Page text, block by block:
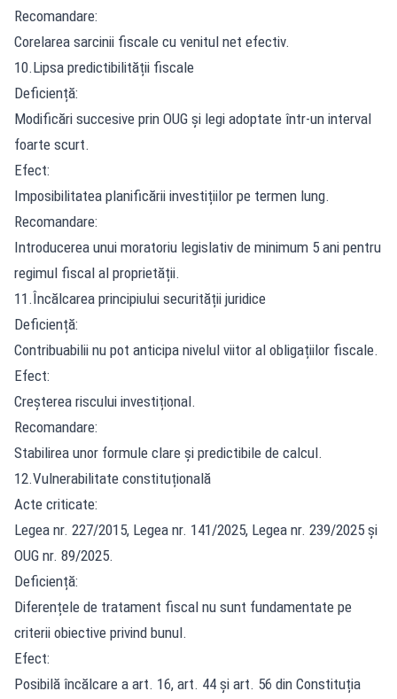
Recomandare:
Corelarea sarcinii fiscale cu venitul net efectiv.
10.Lipsa predictibilității fiscale
Deficiență:
Modificări succesive prin OUG și legi adoptate într-un interval
foarte scurt.
Efect:
Imposibilitatea planificării investițiilor pe termen lung.
Recomandare:
Introducerea unui moratoriu legislativ de minimum 5 ani pentru
regimul fiscal al proprietății.
11.Încălcarea principiului securității juridice
Deficiență:
Contribuabilii nu pot anticipa nivelul viitor al obligațiilor fiscale.
Efect:
Creșterea riscului investițional.
Recomandare:
Stabilirea unor formule clare și predictibile de calcul.
12.Vulnerabilitate constituțională
Acte criticate:
Legea nr. 227/2015, Legea nr. 141/2025, Legea nr. 239/2025 și
OUG nr. 89/2025.
Deficiență:
Diferențele de tratament fiscal nu sunt fundamentate pe
criterii obiective privind bunul.
Efect:
Posibilă încălcare a art. 16, art. 44 și art. 56 din Constituția